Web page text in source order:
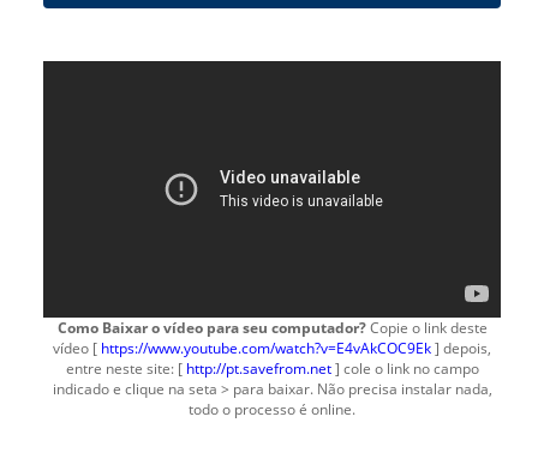
Como Baixar o vídeo para seu computador?Copie o link deste
vídeo [ https://www.youtube.com/watch?v=E4vAkCOC9Ek] depois,
entre neste site: [ http://pt.savefrom.net] cole o link no campo
indicado e clique na seta > para baixar. Não precisa instalar nada,
todo o processo é online.